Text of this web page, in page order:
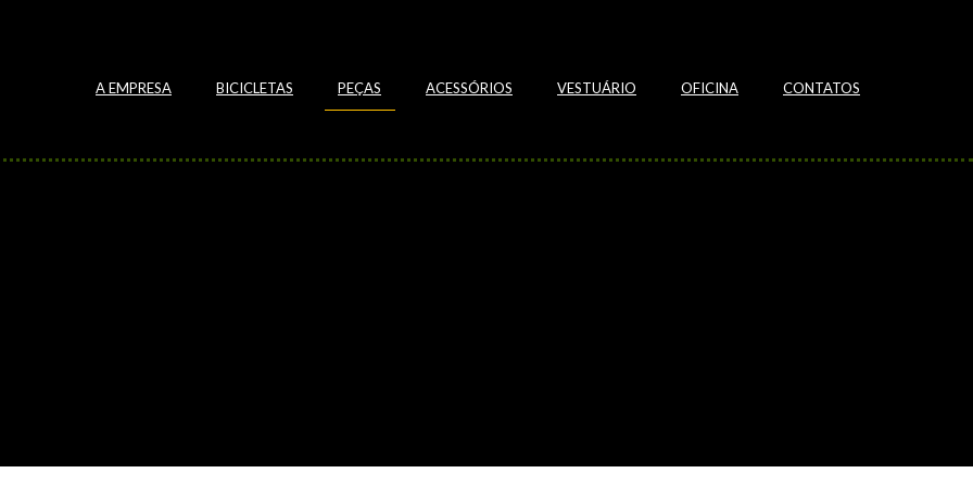
A EMPRESA BICICLETAS PEÇAS ACESSÓRIOS VESTUÁRIO OFICINA CONTATOS